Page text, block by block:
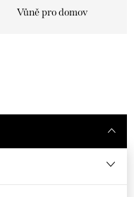
Vůně pro domov